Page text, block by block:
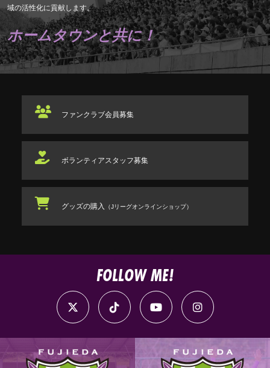
域の活性化に貢献します。
ホームタウンと共に！
ファンクラブ会員募集
ボランティアスタッフ募集
グッズの購入 （Jリーグオンラインショップ）
FOLLOW ME!